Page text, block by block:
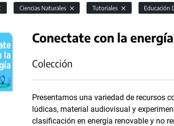
Ciencias Naturales Tutoriales Educación
Conectate con la energía
Colección
Presentamos una variedad de recursos
lúdicas, material audiovisual y
clasificación en energía renovable y no